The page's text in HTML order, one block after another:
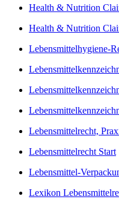
Health & Nutrition
Health & Nutrition
Lebensmittelhygiene-
Lebensmittelrecht,
Lebensmittelrecht Start
Lebensmittel-
Lexikon